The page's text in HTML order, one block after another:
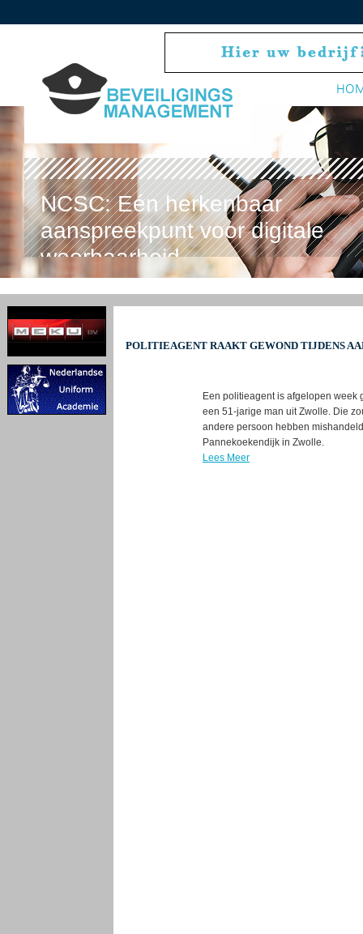
NCSC: Eén herkenbaar
aanspreekpunt voor digitale
weerbaarheid
POLITIEAGENT RAAKT GEWOND TIJDENS
Een politieagent is afgelopen week
een 51-jarige man uit Zwolle. Die
andere persoon hebben
Pannekoekendijk in Zwolle.
Lees Meer